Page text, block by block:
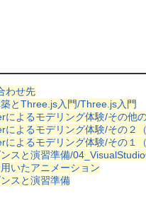
わせ先
とThree.js入門/Three.js入門
よるモデリング体験/その他
よるモデリング体験/その２（
よるモデリング体験/その１（
スと演習準備/
いたアニメーション
スと演習準備